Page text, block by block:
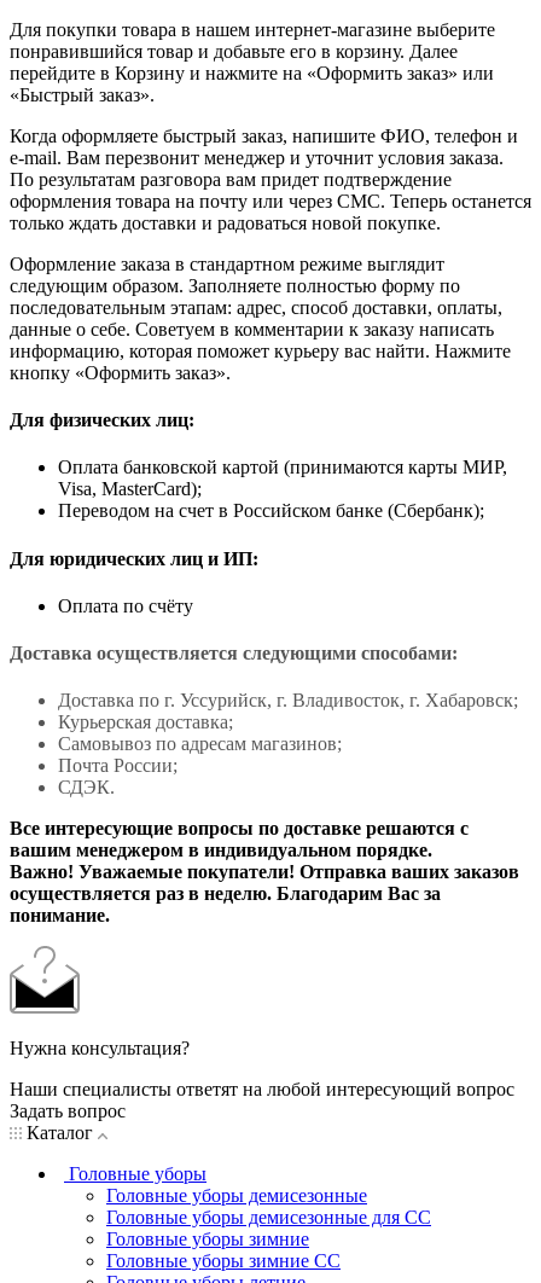
Для покупки товара в нашем интернет-магазине выберите
понравившийся товар и добавьте его в корзину. Далее
перейдите в Корзину и нажмите на «Оформить заказ» или
«Быстрый заказ».
Когда оформляете быстрый заказ, напишите ФИО, телефон и
e-mail. Вам перезвонит менеджер и уточнит условия заказа.
По результатам разговора вам придет подтверждение
оформления товара на почту или через СМС. Теперь останется
только ждать доставки и радоваться новой покупке.
Оформление заказа в стандартном режиме выглядит
следующим образом. Заполняете полностью форму по
последовательным этапам: адрес, способ доставки, оплаты,
данные о себе. Советуем в комментарии к заказу написать
информацию, которая поможет курьеру вас найти. Нажмите
кнопку «Оформить заказ».
Для физических лиц:
Оплата банковской картой (принимаются карты МИР,
Visa, MasterCard);
Переводом на счет в Российском банке (Сбербанк);
Для юридических лиц и ИП:
Оплата по счёту
Доставка осуществляется следующими способами:
Доставка по г. Уссурийск, г. Владивосток, г. Хабаровск;
Курьерская доставка;
Самовывоз по адресам магазинов;
Почта России;
СДЭК.
Все интересующие вопросы по доставке решаются с
вашим менеджером в индивидуальном порядке.
Важно! Уважаемые покупатели! Отправка ваших заказов
осуществляется раз в неделю. Благодарим Вас за
понимание.
Нужна консультация?
Наши специалисты ответят на любой интересующий вопрос
Задать вопрос
Каталог
Головные уборы
Головные уборы демисезонные
Головные уборы демисезонные для СС
Головные уборы зимние
Головные уборы зимние СС